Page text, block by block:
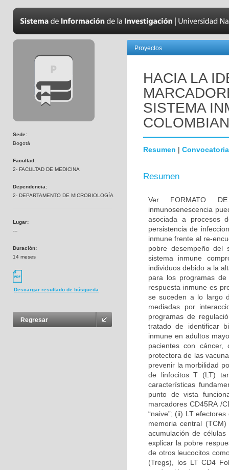
Sede:
Bogotá
Facultad:
2- FACULTAD DE MEDICINA
Dependencia:
2- DEPARTAMENTO DE MICROBIOLOGÍA
Lugar:
---
Duración:
14 meses
Descargar resultado de búsqueda
Regresar
Proyectos
HACIA LA
SISTEMA
Resumen | Convocatoria
Resumen
Ver FORMATO DE
inmunosenescencia
asociada a procesos
persistencia de
inmune frente al re-
pobre desempeño del
sistema inmune
individuos debido a la
para los programas
respuesta inmune es
se suceden a lo largo
mediadas por
programas de
tratado de identificar
inmune en adultos
pacientes con
protectora de las
prevenir la morbilidad
de linfocitos T (LT)
características
punto de vista
marcadores CD45RA /
“naive”; (ii) LT
memoria central
acumulación de
explicar la pobre
de otros leucocitos
(Tregs), los LT CD4